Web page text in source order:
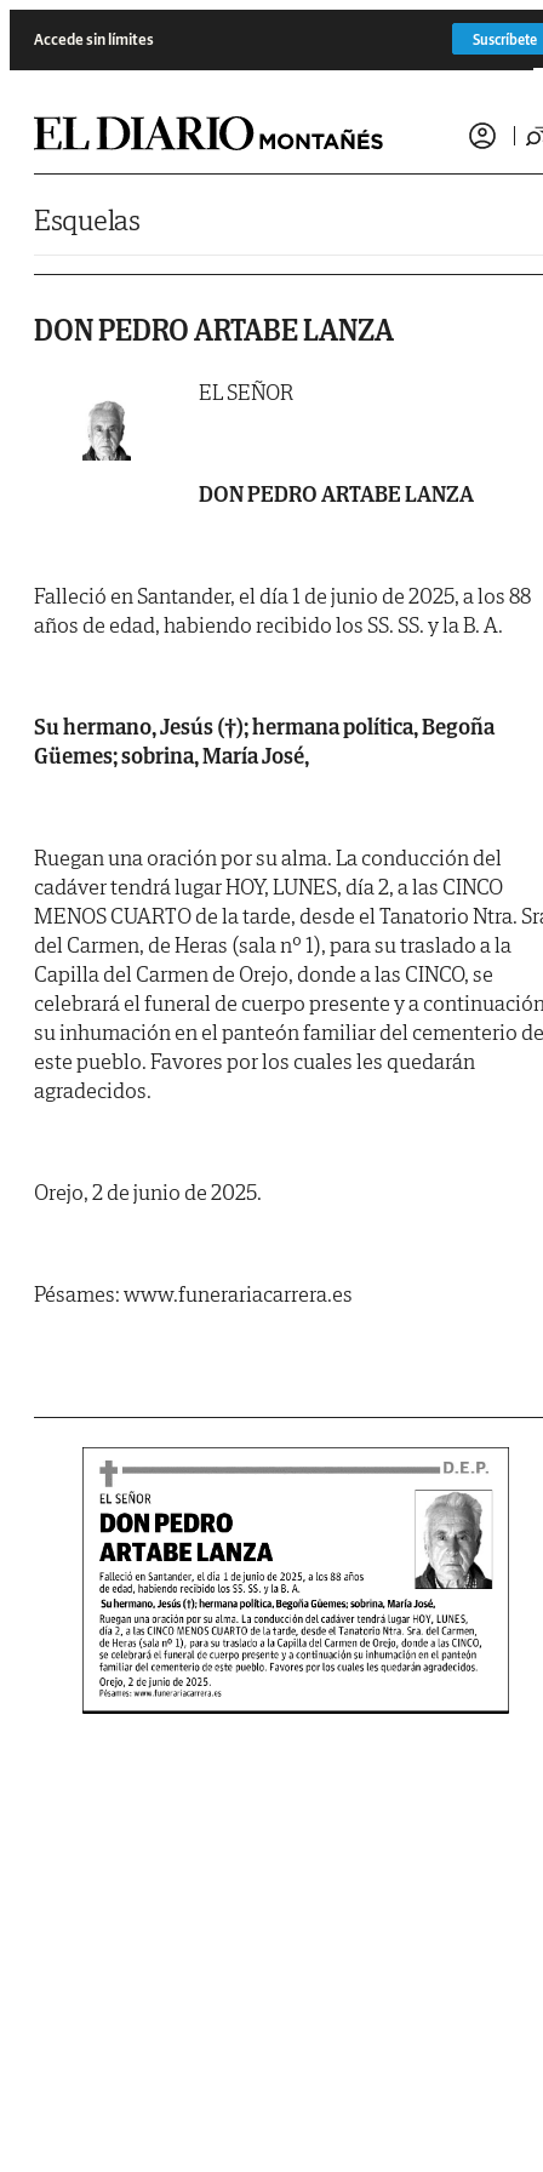
Accede sin límites Suscríbete
Esquelas
DON PEDRO ARTABE LANZA
EL SEÑOR
DON PEDRO ARTABE LANZA
Falleció en Santander, el día 1 de junio de 2025, a los 88
años de edad, habiendo recibido los SS. SS. y la B. A.
Su hermano, Jesús (†); hermana política, Begoña
Güemes; sobrina, María José,
Ruegan una oración por su alma. La conducción del
cadáver tendrá lugar HOY, LUNES, día 2, a las CINCO
MENOS CUARTO de la tarde, desde el Tanatorio Ntra.
del Carmen, de Heras (sala nº 1), para su traslado a la
Capilla del Carmen de Orejo, donde a las CINCO, se
celebrará el funeral de cuerpo presente y a
su inhumación en el panteón familiar del cementerio de
este pueblo. Favores por los cuales les quedarán
agradecidos.
Orejo, 2 de junio de 2025.
Pésames: www.funerariacarrera.es